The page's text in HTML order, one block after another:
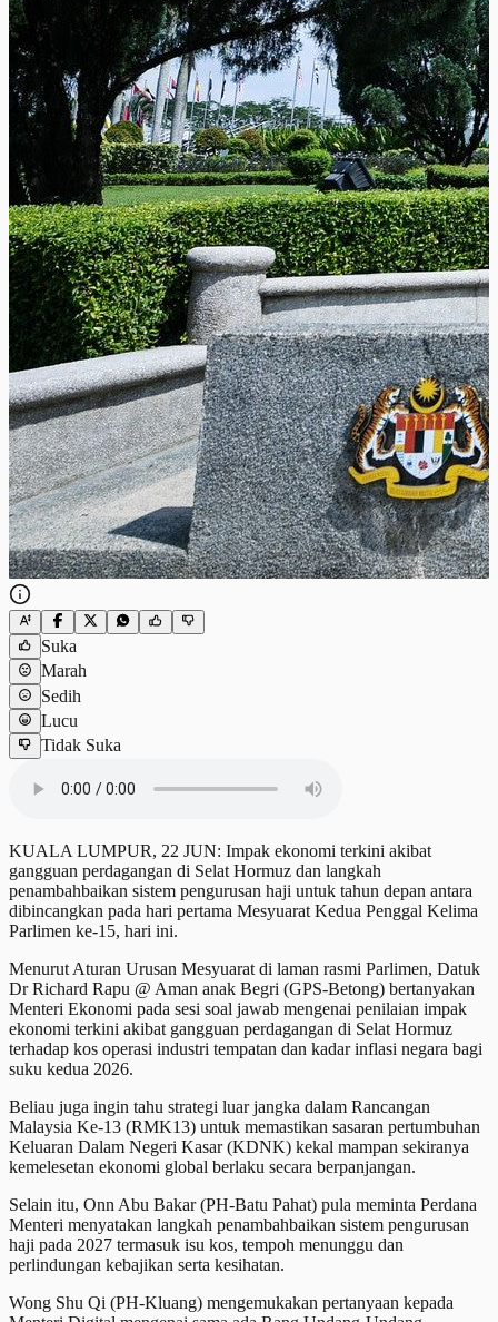
Suka
Marah
Sedih
Lucu
Tidak Suka
KUALA LUMPUR, 22 JUN: Impak ekonomi terkini akibat
gangguan perdagangan di Selat Hormuz dan langkah
penambahbaikan sistem pengurusan haji untuk tahun depan antara
dibincangkan pada hari pertama Mesyuarat Kedua Penggal Kelima
Parlimen ke-15, hari ini.
Menurut Aturan Urusan Mesyuarat di laman rasmi Parlimen, Datuk
Dr Richard Rapu @ Aman anak Begri (GPS-Betong) bertanyakan
Menteri Ekonomi pada sesi soal jawab mengenai penilaian impak
ekonomi terkini akibat gangguan perdagangan di Selat Hormuz
terhadap kos operasi industri tempatan dan kadar inflasi negara bagi
suku kedua 2026.
Beliau juga ingin tahu strategi luar jangka dalam Rancangan
Malaysia Ke-13 (RMK13) untuk memastikan sasaran pertumbuhan
Keluaran Dalam Negeri Kasar (KDNK) kekal mampan sekiranya
kemelesetan ekonomi global berlaku secara berpanjangan.
Selain itu, Onn Abu Bakar (PH-Batu Pahat) pula meminta Perdana
Menteri menyatakan langkah penambahbaikan sistem pengurusan
haji pada 2027 termasuk isu kos, tempoh menunggu dan
perlindungan kebajikan serta kesihatan.
Wong Shu Qi (PH-Kluang) mengemukakan pertanyaan kepada